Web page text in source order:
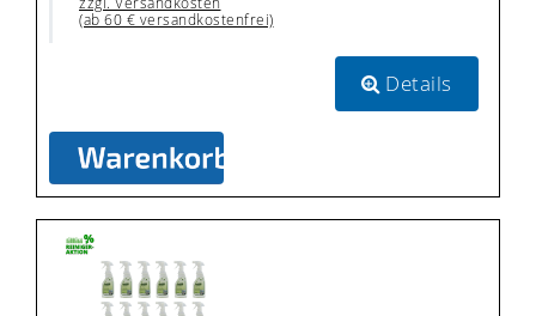
(ab 60 € versandkostenfrei)
Details